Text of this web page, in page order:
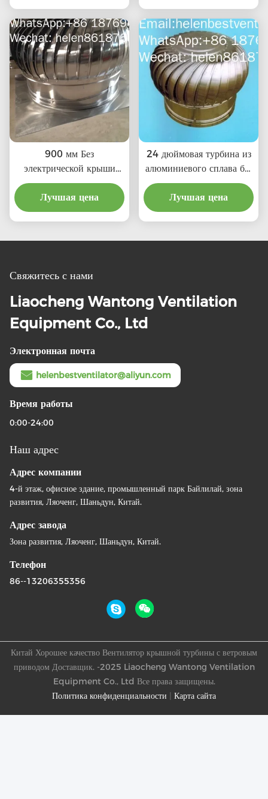
900 мм Без
электрической крыши
Хранилище Вентилятор
Лучшая цена
24 дюймовая турбина из
алюминиевого сплава без
вентилятора
Лучшая цена
Свяжитесь с нами
Liaocheng Wantong Ventilation
Equipment Co., Ltd
Электронная почта
helenbestventilator@aliyun.com
Время работы
0:00-24:00
Наш адрес
Адрес компании
4-й этаж, офисное здание, промышленный парк Байлилай, зона
развития, Ляоченг, Шаньдун, Китай.
Адрес завода
Зона развития, Ляоченг, Шаньдун, Китай.
Телефон
86--13206355356
Политика конфиденциальности Карта сайта
Китай Хорошее качество Вентилятор крышной турбины с ветровым
приводом Доставщик. -2025 Liaocheng Wantong Ventilation
Equipment Co., Ltd Все права защищены.